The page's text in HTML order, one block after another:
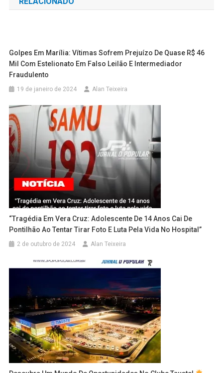
Post
Golpes Em Marília: Vítimas Sofrem Prejuízo De Quase R$ 46
Mil Com Estelionato Em Falso Leilão E Intermediador
Fraudulento
19 de janeiro de 2024 Alan Teixeira
“Tragédia Em Vera Cruz: Adolescente De 14 Anos Cai De
Pontilhão Ao Tentar Tirar Foto E Luta Pela Vida No Hospital”
2 de outubro de 2024 Alan Teixeira